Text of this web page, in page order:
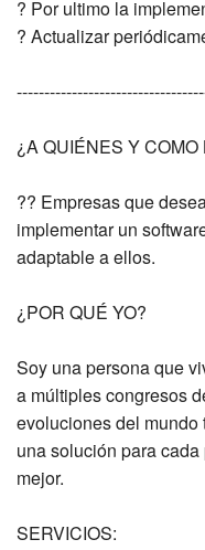
? Por ultimo la
? Actualizar
¿A QUIÉNES Y COMO
?? Empresas que
implementar un
adaptable a ellos.
¿POR QUÉ YO?
Soy una persona que
a múltiples congresos
evoluciones del
una solución para
mejor.
SERVICIOS: